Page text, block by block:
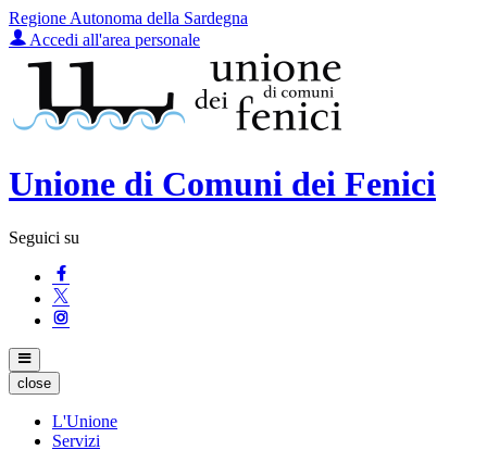
Regione Autonoma della Sardegna
Accedi all'area personale
Unione di Comuni dei Fenici
Seguici su
close
L'Unione
Servizi